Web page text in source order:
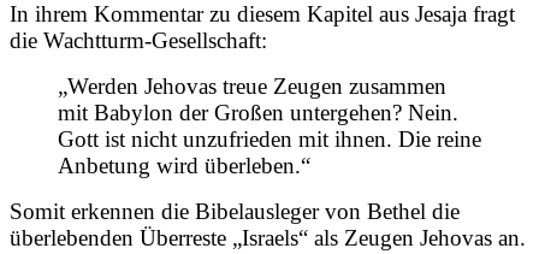
In ihrem Kommentar zu diesem Kapitel aus Jesaja fragt
die Wachtturm-Gesellschaft:
„Werden Jehovas treue Zeugen zusammen
mit Babylon der Großen untergehen? Nein.
Gott ist nicht unzufrieden mit ihnen. Die reine
Anbetung wird überleben.“
Somit erkennen die Bibelausleger von Bethel die
überlebenden Überreste „Israels“ als Zeugen Jehovas an.